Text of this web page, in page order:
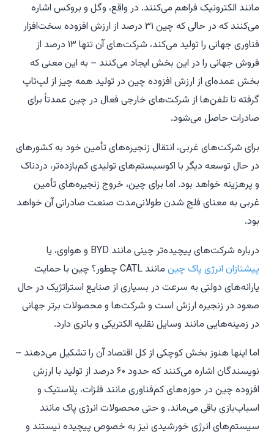
مانند الکترونیک فراهم می‌کنند. در واقع، وگل و بروکس اشاره
می‌کنند که در حالی که چین ۳۱ درصد از ارزش افزوده سخت‌افزار
فناوری جهانی را تولید می‌کند، شرکت‌های آن تنها ۱۳ درصد از
فروش جهانی را در این بخش ایجاد می‌کنند – به این معنی که
بخش عمده‌ای از ارزش افزوده چین در تولید همه چیز از لپ‌تاپ
گرفته تا تلفن‌ها از شرکت‌های خارجی فعال در چین عمدتاً برای
صادرات حاصل می‌شود.
برای شرکت‌های غربی، انتقال زنجیره‌های تأمین خود به کشورهای
در حال توسعه دیگر با اکوسیستم‌های تولیدی کم‌بازده‌تر، دردناک
و پرهزینه خواهد بود. اما برای چین، خروج زنجیره‌های تأمین
غربی به معنای فلج شدن طولانی‌مدت صنعت صادراتی آن خواهد
بود.
درباره شرکت‌های پیچیده‌تر چینی مانند BYD و هواوی، یا
پیشتازان انرژی پاک چین
مانند CATL چطور؟ چین با حمایت
یارانه‌های دولتی به سرعت در بسیاری از صنایع استراتژیک در حال
صعود در زنجیره ارزش است و شرکت‌ها و محصولات برتر جهانی
در زمینه‌هایی مانند وسایل نقلیه الکتریکی و باتری دارد.
اما اینها هنوز بخش کوچکی از کل اقتصاد آن را تشکیل می‌دهند –
نویسندگان اشاره می‌کنند که حدود ۶۰ درصد از تولید با ارزش
افزوده چین در حوزه‌های کم‌فناوری مانند فلزات، پلاستیک و
اسباب‌بازی باقی می‌ماند. و حتی محصولات انرژی پاک مانند
سیستم‌های انرژی خورشیدی نیز به خصوص پیچیده نیستند و